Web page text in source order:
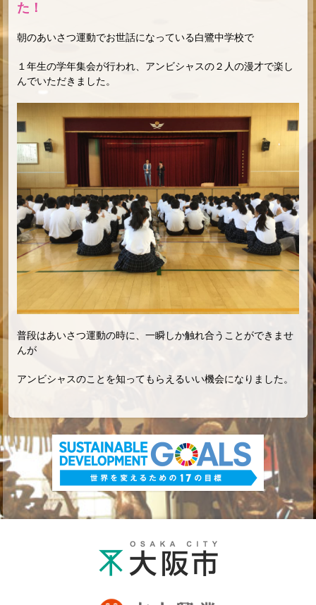
た！
朝のあいさつ運動でお世話になっている白鷺中学校で
１年生の学年集会が行われ、アンビシャスの２人の漫才で楽し
んでいただきました。
普段はあいさつ運動の時に、一瞬しか触れ合うことができませ
んが
アンビシャスのことを知ってもらえるいい機会になりました。